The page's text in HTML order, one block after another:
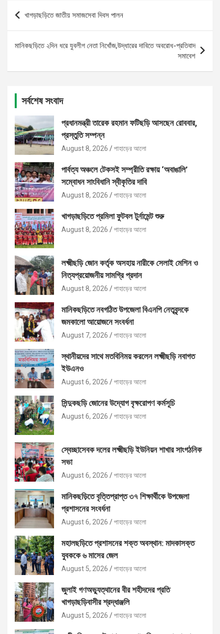
Post
navigation
খাগড়াছড়িতে জাতীয় সমাজসেবা দিবস পালন
মানিকছড়িতে ২দিন ধরে যুবলীগ নেতা নিখোঁজ,উদ্ধারের দাবিতে অবরোধ-প্রতিবাদ
সমাবেশ
সর্বশেষ সংবাদ
প্রধানমন্ত্রী তারেক রহমান ফটিছড়ি আসছেন রোববার,
প্রস্তুতি সম্পন্ন
August 8, 2026 পাহাড়ের আলো
পার্বত্য অঞ্চলে টেকসই সম্প্রীতি রক্ষায় ‘অবাঙালি’
সম্বোধন সাংবিধানি স্বীকৃতির দাবি
August 8, 2026 পাহাড়ের আলো
খাগড়াছড়িতে প্রমিলা ফুটবল টুর্নামেন্ট শুরু
August 8, 2026 পাহাড়ের আলো
লক্ষ্মীছড়ি জোন কর্তৃক অসহায় নারীকে সেলাই মেশিন ও
নিত্যপ্রয়োজনীয় সামগ্রি প্রদান
August 8, 2026 পাহাড়ের আলো
মানিকছড়িতে নবগঠিত উপজেলা বিএনপি নেতৃবৃন্দকে
জমকালো আয়োজনে সংবর্ধনা
August 7, 2026 পাহাড়ের আলো
স্থানীয়দের সাথে মতবিনিময় করলেন লক্ষ্মীছড়ি নবাগত
ইউএনও
August 6, 2026 পাহাড়ের আলো
সিন্দুকছড়ি জোনের উদ্যোগ বৃক্ষরোপণ কর্মসূচি
August 6, 2026 পাহাড়ের আলো
স্বেচ্ছাসেবক দলের লক্ষ্মীছড়ি ইউনিয়ন শাখার সাংগঠনিক
সভা
August 6, 2026 পাহাড়ের আলো
মানিকছড়িতে বৃত্তিপ্রাপ্ত ৩৭ শিক্ষার্থীকে উপজেলা
প্রশাসনের সংবর্ধনা
August 6, 2026 পাহাড়ের আলো
মহালছড়িতে প্রশাসনের শক্ত অবস্থান: মাদকাসক্ত
যুবককে ৬ মাসের জেল
August 5, 2026 পাহাড়ের আলো
জুলাই গণঅভ্যুত্থানের বীর শহীদদের প্রতি
খাগড়াছড়িবাসীর শ্রদ্ধাঞ্জলি
August 5, 2026 পাহাড়ের আলো